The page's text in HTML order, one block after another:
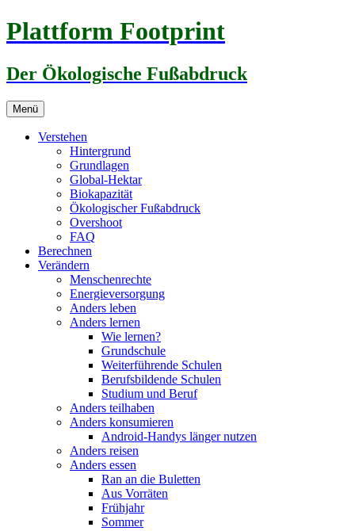
Zum
Inhalt
Plattform Footprint
Der Ökologische Fußabdruck
Menü
Verstehen
Hintergrund
Grundlagen
Global-Hektar
Biokapazität
Ökologischer Fußabdruck
Overshoot
FAQ
Berechnen
Verändern
Menschenrechte
Energieversorgung
Anders leben
Anders lernen
Wie lernen?
Grundschule
Weiterführende Schulen
Berufsbildende Schulen
Studium und Beruf
Anders teilhaben
Anders konsumieren
Android-Handys länger nutzen
Anders reisen
Anders essen
Ran an die Buletten
Aus Vorräten
Frühjahr
Sommer